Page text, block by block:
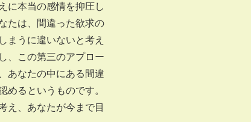
に本当の感情を抑圧し
たは、間違った欲求の
まうに違いないと考え
、この第三のアプロー
あなたの中にある間違
るというものです。
え、あなたが今まで目